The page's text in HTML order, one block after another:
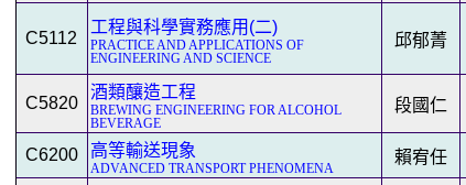
C5112
工程與科學實務應用(二)
PRACTICE AND APPLICATIONS OF
ENGINEERING AND SCIENCE
邱郁菁
C5820
酒類釀造工程
BREWING ENGINEERING FOR ALCOHOL
BEVERAGE
段國仁
C6200 高等輸送現象
ADVANCED TRANSPORT PHENOMENA
賴宥任